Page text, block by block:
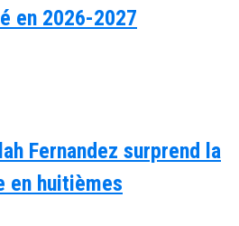
en 2026-2027
Fernandez surprend la
en huitièmes